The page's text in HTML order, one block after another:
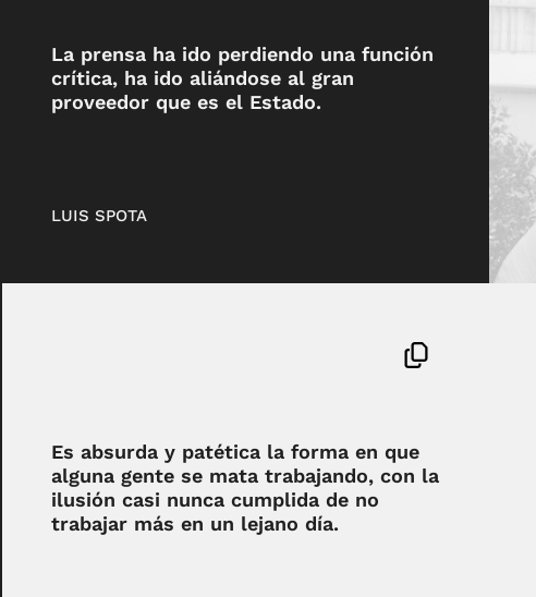
La prensa ha ido perdiendo una función
crítica, ha ido aliándose al gran
proveedor que es el Estado.
LUIS SPOTA
Es absurda y patética la forma en que
alguna gente se mata trabajando, con la
ilusión casi nunca cumplida de no
trabajar más en un lejano día.